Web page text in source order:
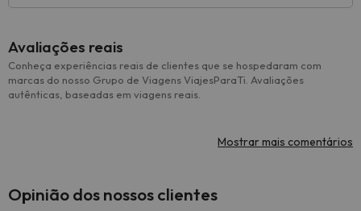
Avaliações reais
Conheça experiências reais de clientes que se hospedaram com
marcas do nosso Grupo de Viagens ViajesParaTi. Avaliações
autênticas, baseadas em viagens reais.
Mostrar mais comentários
Opinião dos nossos clientes